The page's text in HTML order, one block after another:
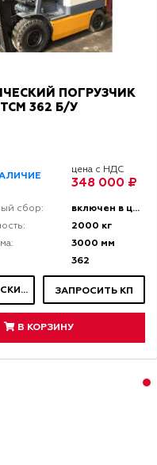
ПОГРУЗЧИК
TCM 362 Б/У
цена с НДС
348 000 ₽
сбор: включен в цену
2000 кг
3000 мм
362
ЗАПРОСИТЬ СКИДКУ ЗАПРОСИТЬ КП
В КОРЗИНУ